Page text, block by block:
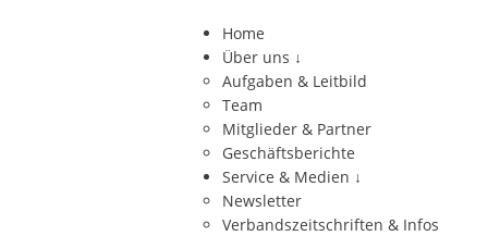
Home
Über uns ↓
Aufgaben & Leitbild
Team
Mitglieder & Partner
Geschäftsberichte
Service & Medien ↓
Newsletter
Verbandszeitschriften & Infos